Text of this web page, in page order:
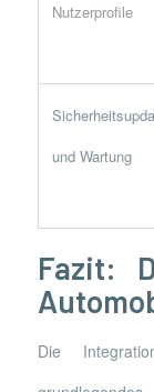
Nutzerprofile
und Wartung
Fazit:
Die